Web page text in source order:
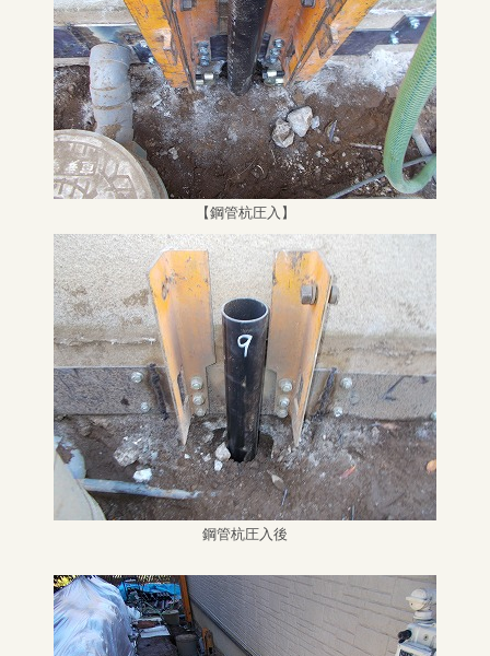
【鋼管杭圧入】
鋼管杭圧入後